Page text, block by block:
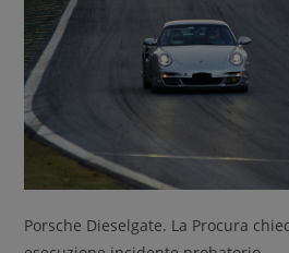
Porsche Dieselgate. La Procura